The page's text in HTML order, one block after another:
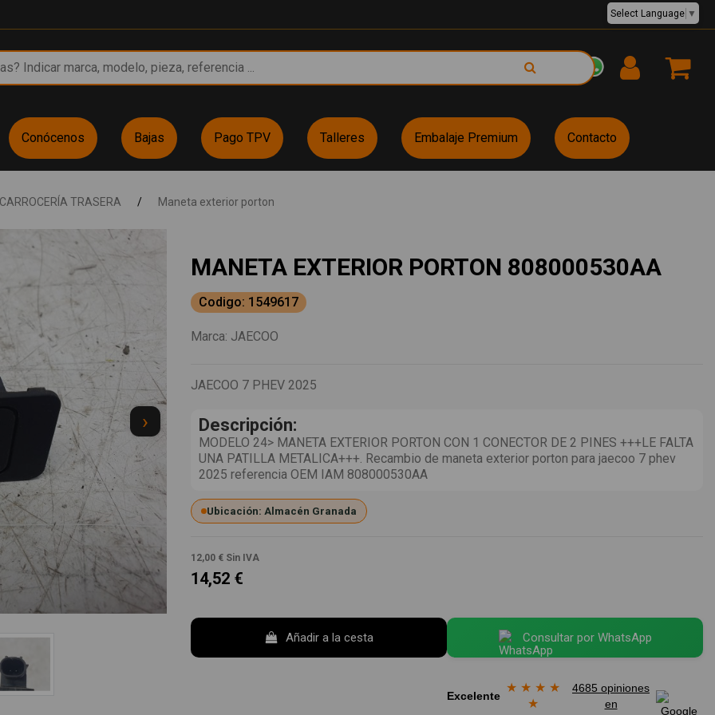
EUR €
Select Language ▼
Conócenos Bajas Pago TPV Talleres Embalaje Premium Contacto
CARROCERÍA TRASERA / Maneta exterior porton
›
MANETA EXTERIOR PORTON 808000530AA
Codigo: 1549617
Marca: JAECOO
JAECOO 7 PHEV 2025
Descripción:
MODELO 24> MANETA EXTERIOR PORTON CON 1 CONECTOR DE 2 PINES +++LE FALTA
UNA PATILLA METALICA+++. Recambio de maneta exterior porton para jaecoo 7 phev
2025 referencia OEM IAM 808000530AA
Ubicación: Almacén Granada
12,00 € Sin IVA
14,52 €
Añadir a la cesta Consultar por WhatsApp
Excelente
★ ★ ★ ★
★
4685 opiniones
en